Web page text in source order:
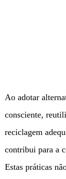
Ao adotar
consciente,
reciclagem
contribui para a
Estas práticas